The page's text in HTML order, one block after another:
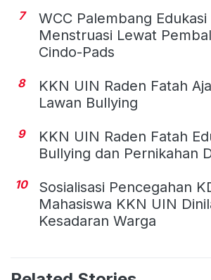
7
WCC Palembang
Menstruasi Lewat
Cindo-Pads
8
KKN UIN Raden Fatah
Lawan Bullying
9
KKN UIN Raden Fatah
Bullying dan Pernikahan
10
Sosialisasi Pencegahan
Mahasiswa KKN UIN
Kesadaran Warga